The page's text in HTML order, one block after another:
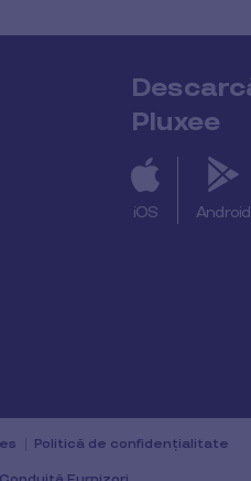
Pluxee
iOS Android
Politică de confidențialitate